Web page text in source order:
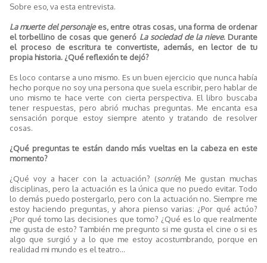
Sobre eso, va esta entrevista.
La muerte del personajees, entre otras cosas, una forma de ordenar
el torbellino de cosas que generó La sociedad de la nieve. Durante
el proceso de escritura te convertiste, además, en lector de tu
propia historia. ¿Qué reflexión te dejó?
Es loco contarse a uno mismo. Es un buen ejercicio que nunca había
hecho porque no soy una persona que suela escribir, pero hablar de
uno mismo te hace verte con cierta perspectiva. El libro buscaba
tener respuestas, pero abrió muchas preguntas. Me encanta esa
sensación porque estoy siempre atento y tratando de resolver
cosas.
¿Qué preguntas te están dando más vueltas en la cabeza en este
momento?
¿Qué voy a hacer con la actuación? (sonríe) Me gustan muchas
disciplinas, pero la actuación es la única que no puedo evitar. Todo
lo demás puedo postergarlo, pero con la actuación no. Siempre me
estoy haciendo preguntas, y ahora pienso varias: ¿Por qué actúo?
¿Por qué tomo las decisiones que tomo? ¿Qué es lo que realmente
me gusta de esto? También me pregunto si me gusta el cine o si es
algo que surgió y a lo que me estoy acostumbrando, porque en
realidad mi mundo es el teatro...